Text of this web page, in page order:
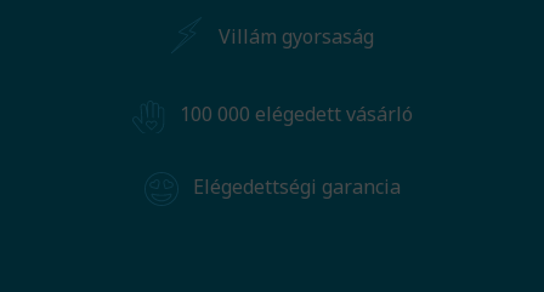
Villám gyorsaság
100 000 elégedett vásárló
Elégedettségi garancia